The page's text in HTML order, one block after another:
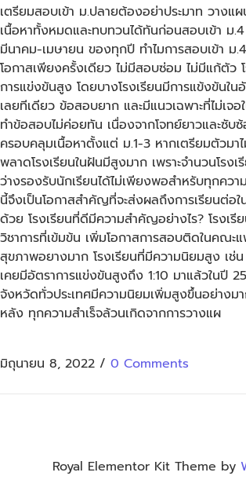
เตรียมสอบเข้า ม.ปลายต้องอย่าประมาท วางแ
เนื้อหาทั้งหมดและทบทวนได้ทันก่อนสอบเข้า ม
มีนาคม-เมษายน ของทุกปี ทำไมการสอบเข้า ม
โอกาสเพียงครั้งเดียว ไม่มีสอบซ่อม ไม่มีแก้ตัว
การแข่งขันสูง โดยบางโรงเรียนมีการแข้งขันใน
เลยทีเดียว ข้อสอบยาก และมีแนวเฉพาะที่ไม่เจอ
ทำข้อสอบไม่ค่อยทัน เนื่องจากโจทย์ยาวและซับ
ครอบคลุมเนื้อหาตั้งแต่ ม.1-3 หากเตรียมตัวมา
พลาดโรงเรียนในฝันมีสูงมาก เพราะจำนวนโรง
ว่างรองรับนักเรียนได้ไม่เพียงพอสำหรับทุกคว
นี้จึงเป็นโอกาสสำคัญที่จะส่งผลถึงการเรียนต่อ
ด้วย โรงเรียนที่ดีมีความสำคัญอย่างไร? โรงเ
วิชาการที่เข้มข้น เพิ่มโอกาสการสอบติดในคณะ
สุขภาพอยางมาก โรงเรียนที่มีความนิยมสูง เช่
เคยมีอัตราการแข่งขันสูงถึง 1:10 มาแล้วในปี
จังหวัดทั่วประเทศมีความนิยมเพิ่มสูงขึ้นอย่างม
หลัง ทุกความสำเร็จล้วนเกิดจากการวางแผ
มิถุนายน 8, 2022 / 0 Comments
Royal Elementor Kit Theme by